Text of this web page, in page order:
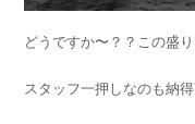
どうですか〜？？この盛
スタッフ一押しなのも納